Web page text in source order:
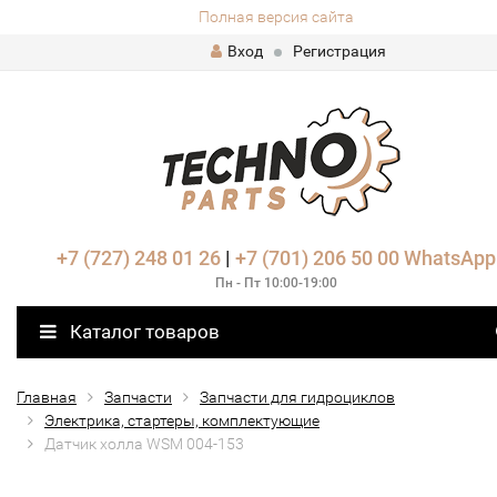
Полная версия сайта
Вход
Регистрация
+7 (727) 248 01 26| +7 (701) 206 50 00 WhatsApp
Пн - Пт 10:00-19:00
Каталог товаров
Главная Запчасти
Запчасти для гидроциклов
Электрика, стартеры, комплектующие
Датчик холла WSM 004-153